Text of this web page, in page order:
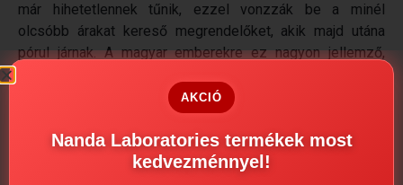
már hihetetlennek tűnik, ezzel vonzzák be a minél
olcsóbb árakat kereső megrendelőket, akik majd utána
pórul járnak. A magyar emberekre ez nagyon jellemző,
ezeknek. Szokták mondani, hogy “
Keressen kedvező árakat, de ne higgyen
rögtön a szemének, ne ugorjon bele semmibe, olvasson
véleményeket fórumokon!Nem éri meg pár száz forint
AKCIÓ
Nanda Laboratories termékek most
kedvezménnyel!